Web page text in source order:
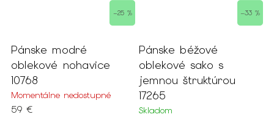
–25 %
Pánske modré
oblekové nohavice
10768
Momentálne nedostupné
59 €
–33 %
Pánske béžové
oblekové sako s
jemnou štruktúrou
17265
Skladom